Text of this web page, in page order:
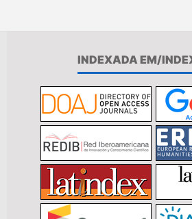
INDEXADA EM/